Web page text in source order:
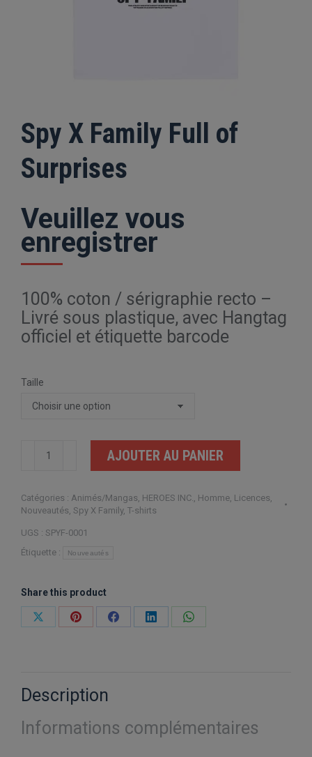
Spy X Family Full of
Surprises
Veuillez vous
enregistrer
100% coton / sérigraphie recto –
Livré sous plastique, avec Hangtag
officiel et étiquette barcode
Taille
quantité
X
Family
Full
of
AJOUTER AU PANIER
Catégories : Animés/Mangas, HEROES INC., Homme, Licences,
Nouveautés, Spy X Family, T-shirts
UGS : SPYF-0001
Étiquette :
Nouveautés
Share this product
PartagerPartagerPartagerPartagerPartager
Description
Informations complémentaires